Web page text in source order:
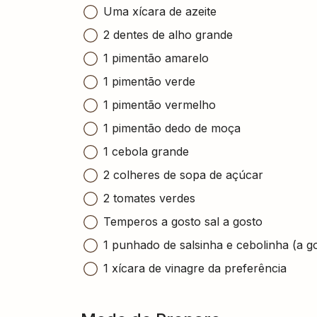
Uma xícara de azeite
2 dentes de alho grande
1 pimentão amarelo
1 pimentão verde
1 pimentão vermelho
1 pimentão dedo de moça
1 cebola grande
2 colheres de sopa de açúcar
2 tomates verdes
Temperos a gosto sal a gosto
1 punhado de salsinha e cebolinha (a
1 xícara de vinagre da preferência